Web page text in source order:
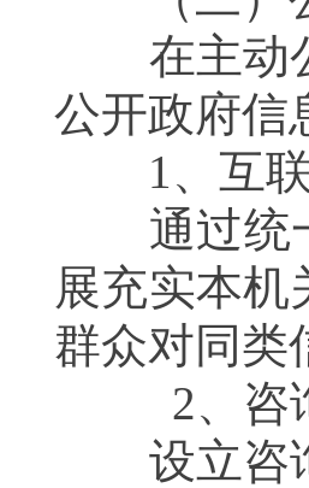
在主动公
公开政府信
1、互
通过统一
展充实本
群众对同类
2、咨
设立咨询